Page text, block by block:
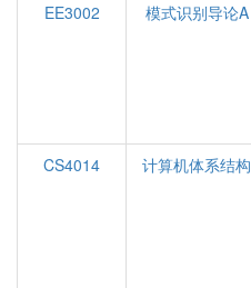
EE3002
模式识别导论A
CS4014
计算机体系结构